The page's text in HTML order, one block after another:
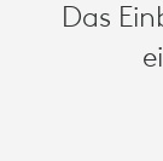
Das